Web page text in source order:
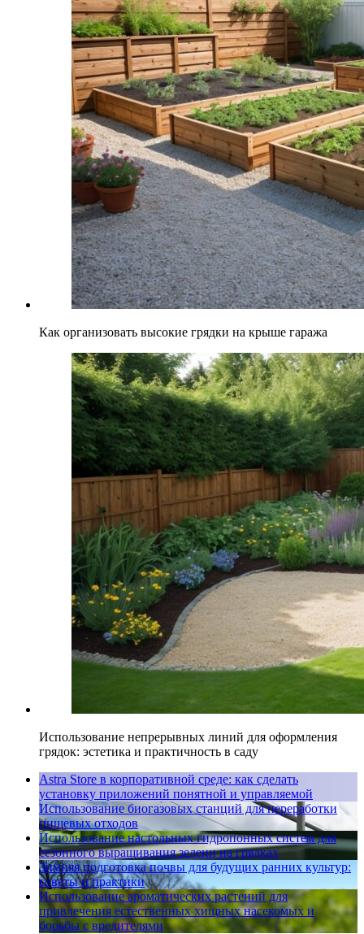
Как организовать высокие грядки на крыше гаража
Использование непрерывных линий для оформления
грядок: эстетика и практичность в саду
Astra Store в корпоративной среде: как сделать
установку приложений понятной и управляемой
Использование биогазовых станций для переработки
пищевых отходов
Использование настольных гидропонных систем для
сезонного выращивания зелени на грядках
Зимняя подготовка почвы для будущих ранних культур:
советы и практики
Использование ароматических растений для
привлечения естественных хищных насекомых и
борьбы с вредителями